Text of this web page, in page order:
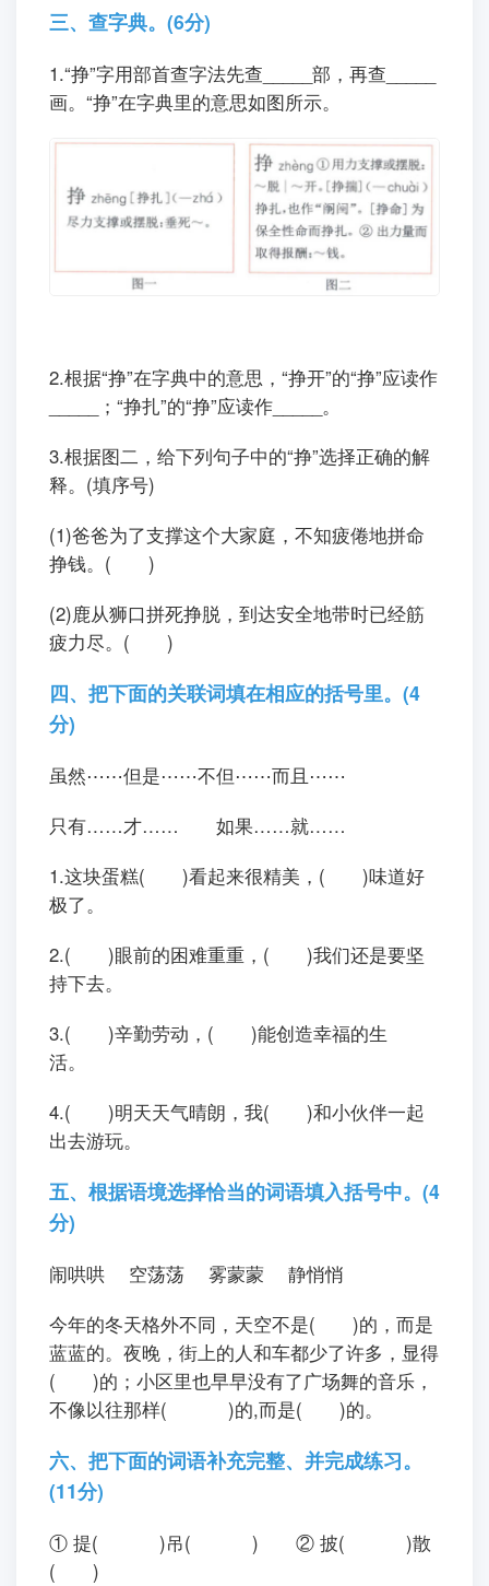
三、查字典。(6分)
1.“挣”字用部首查字法先查_____部，再查_____
画。“挣”在字典里的意思如图所示。
2.根据“挣”在字典中的意思，“挣开”的“挣”应读作
_____；“挣扎”的“挣”应读作_____。
3.根据图二，给下列句子中的“挣”选择正确的解
释。(填序号)
(1)爸爸为了支撑这个大家庭，不知疲倦地拼命
挣钱。( )
(2)鹿从狮口拼死挣脱，到达安全地带时已经筋
疲力尽。( )
四、把下面的关联词填在相应的括号里。(4
分)
虽然⋯⋯但是⋯⋯不但⋯⋯而且⋯⋯
只有……才…… 如果……就……
1.这块蛋糕( )看起来很精美，( )味道好
极了。
2.( )眼前的困难重重，( )我们还是要坚
持下去。
3.( )辛勤劳动，( )能创造幸福的生
活。
4.( )明天天气晴朗，我( )和小伙伴一起
出去游玩。
五、根据语境选择恰当的词语填入括号中。(4
分)
闹哄哄 空荡荡 雾蒙蒙 静悄悄
今年的冬天格外不同，天空不是( )的，而是
蓝蓝的。夜晚，街上的人和车都少了许多，显得
( )的；小区里也早早没有了广场舞的音乐，
不像以往那样( )的,而是( )的。
六、把下面的词语补充完整、并完成练习。
(11分)
① 提( )吊( ) ② 披( )散
( )